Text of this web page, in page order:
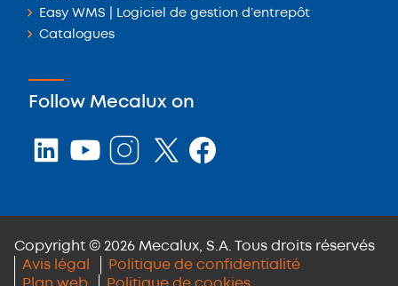
Easy WMS | Logiciel de gestion d’entrepôt
Catalogues
Follow Mecalux on
Copyright © 2026 Mecalux, S.A. Tous droits réservés
Avis légal
Politique de confidentialité